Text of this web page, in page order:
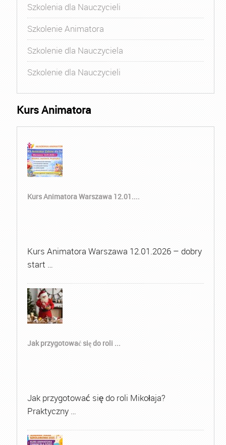
Szkolenia dla Nauczycieli
Szkolenie Animatora
Szkolenie dla Nauczyciela
Szkolenie dla Nauczycieli
Kurs Animatora
Kurs Animatora Warszawa 12.01....
Kurs Animatora Warszawa 12.01.2026 – dobry
start …
Jak przygotować się do roli ...
Jak przygotować się do roli Mikołaja?
Praktyczny …